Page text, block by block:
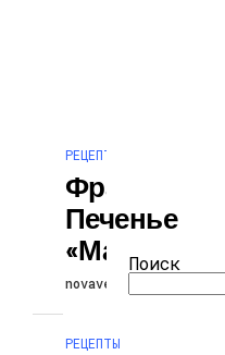
РЕЦЕПТЫ
Французское
Печенье
«Макарон»
novaversion
РЕЦЕПТЫ
Поиск